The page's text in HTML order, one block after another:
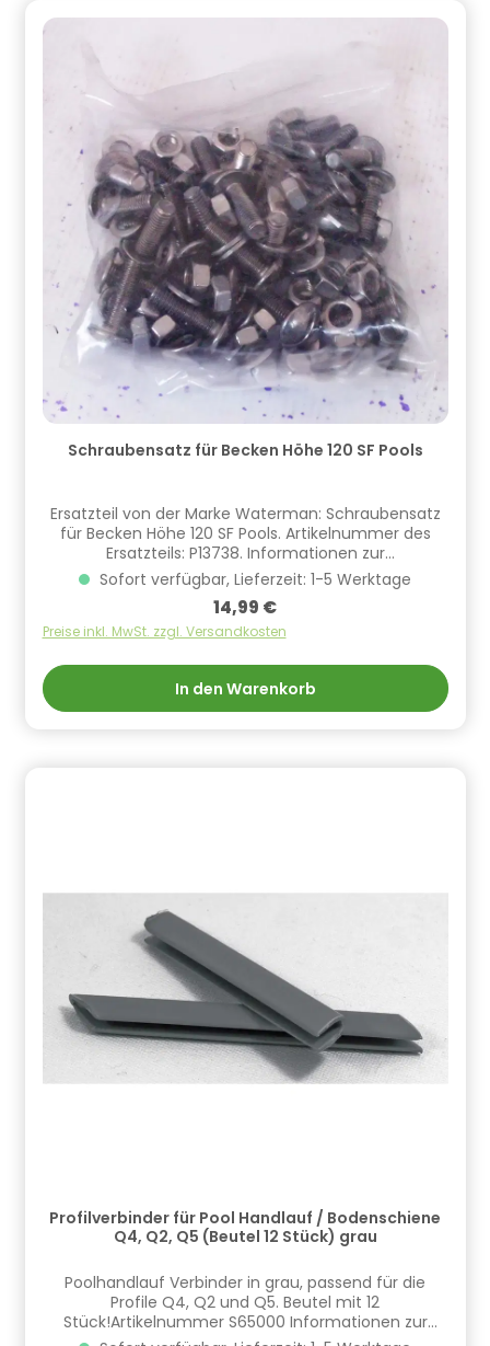
Schraubensatz für Becken Höhe 120 SF Pools
Ersatzteil von der Marke Waterman: Schraubensatz
für Becken Höhe 120 SF Pools. Artikelnummer des
Ersatzteils: P13738. Informationen zur
Produktsicherheit Hersteller/EU Verantwortliche
Person: CF Group Deutschland GmbH,
Bahnhofstraße 68, 73240 Wendlingen, DE,
info.de@cf.group, +4970244048100
Sofort verfügbar, Lieferzeit: 1-5 Werktage
Regulärer Preis:
14,99 €
Preise inkl. MwSt. zzgl. Versandkosten
In den Warenkorb
Profilverbinder für Pool Handlauf / Bodenschiene
Q4, Q2, Q5 (Beutel 12 Stück) grau
Poolhandlauf Verbinder in grau, passend für die
Profile Q4, Q2 und Q5. Beutel mit 12
Stück!Artikelnummer S65000 Informationen zur
Produktsicherheit Hersteller/EU Verantwortliche